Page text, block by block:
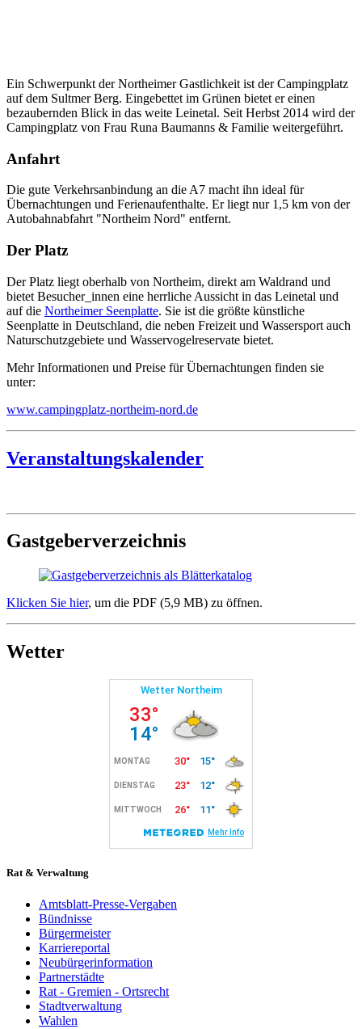
Ein Schwerpunkt der Northeimer Gastlichkeit ist der Campingplatz
auf dem Sultmer Berg. Eingebettet im Grünen bietet er einen
bezaubernden Blick in das weite Leinetal. Seit Herbst 2014 wird der
Campingplatz von Frau Runa Baumanns & Familie weitergeführt.
Anfahrt
Die gute Verkehrsanbindung an die A7 macht ihn ideal für
Übernachtungen und Ferienaufenthalte. Er liegt nur 1,5 km von der
Autobahnabfahrt "Northeim Nord" entfernt.
Der Platz
Der Platz liegt oberhalb von Northeim, direkt am Waldrand und
bietet Besucher_innen eine herrliche Aussicht in das Leinetal und
auf die Northeimer Seenplatte. Sie ist die größte künstliche
Seenplatte in Deutschland, die neben Freizeit und Wassersport auch
Naturschutzgebiete und Wasservogelreservate bietet.
Mehr Informationen und Preise für Übernachtungen finden sie
unter:
www.campingplatz-northeim-nord.de
Veranstaltungskalender
Gastgeberverzeichnis
Klicken Sie hier, um die PDF (5,9 MB) zu öffnen.
Wetter
Rat & Verwaltung
Amtsblatt-Presse-Vergaben
Bündnisse
Bürgermeister
Karriereportal
Neubürgerinformation
Partnerstädte
Rat - Gremien - Ortsrecht
Stadtverwaltung
Wahlen